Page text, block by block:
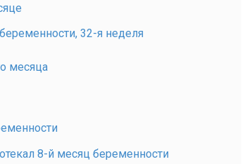
32-я неделя
месяца
8-й месяц беременности